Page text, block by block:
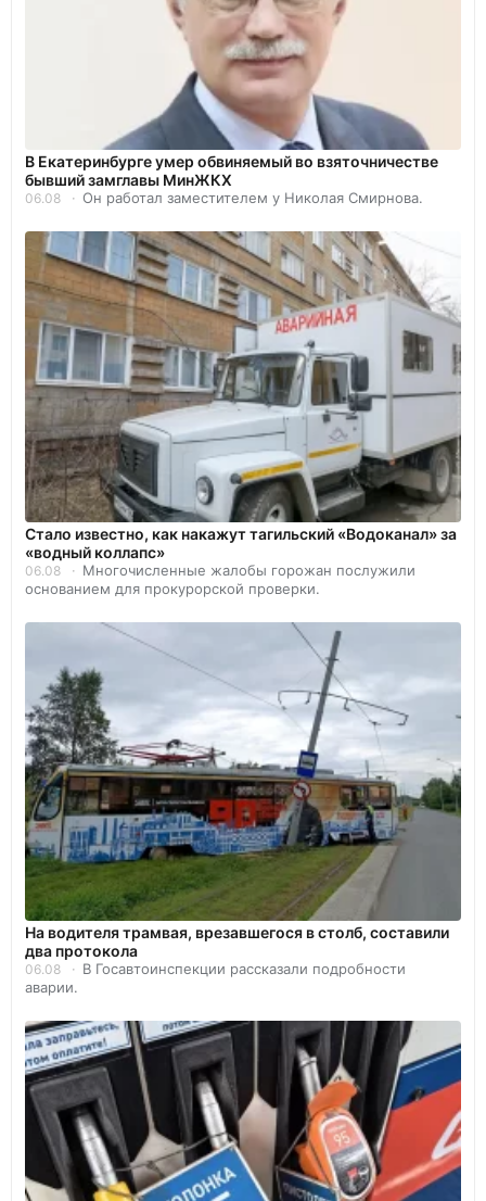
В Екатеринбурге умер обвиняемый во взяточничестве
бывший замглавы МинЖКХ
06.08 Он работал заместителем у Николая Смирнова.
Стало известно, как накажут тагильский «Водоканал» за
«водный коллапс»
06.08
Многочисленные жалобы горожан послужили
основанием для прокурорской проверки.
На водителя трамвая, врезавшегося в столб, составили
два протокола
06.08
В Госавтоинспекции рассказали подробности
аварии.